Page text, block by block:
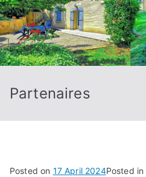
Partenaires
Posted on 17 April 2024Posted in